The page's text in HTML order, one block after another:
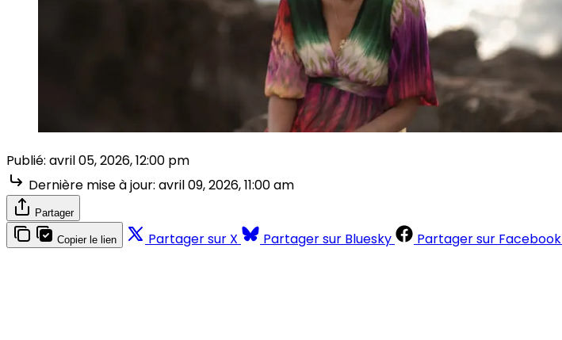
Publié: avril 05, 2026, 12:00 pm
Dernière mise à jour: avril 09, 2026, 11:00 am
Partager
Copier le lien Partager sur X Partager sur Bluesky Partager sur Facebook